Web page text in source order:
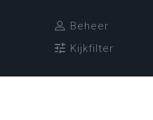
Beheer
Kijkfilter